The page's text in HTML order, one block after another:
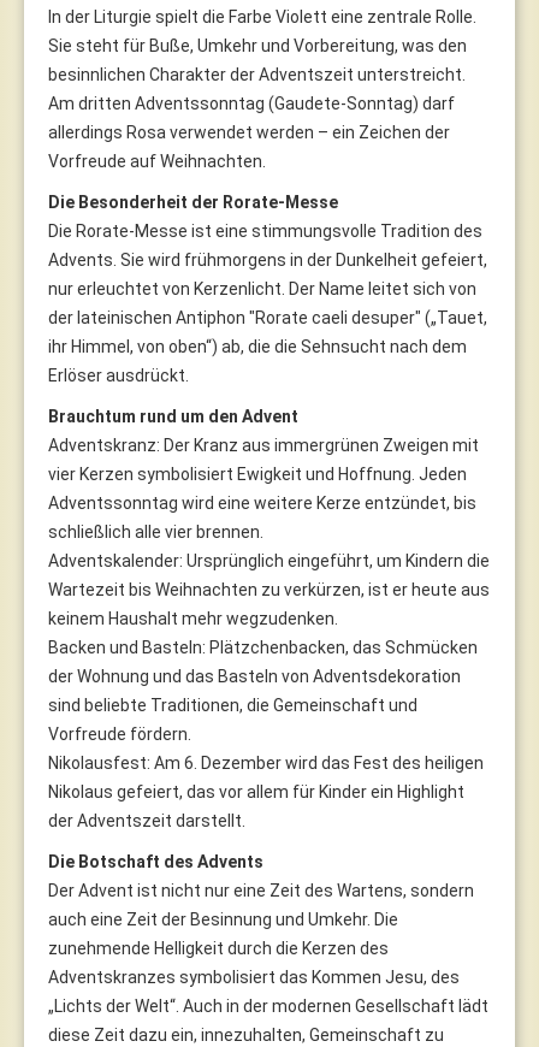
In der Liturgie spielt die Farbe Violett eine zentrale Rolle.
Sie steht für Buße, Umkehr und Vorbereitung, was den
besinnlichen Charakter der Adventszeit unterstreicht.
Am dritten Adventssonntag (Gaudete-Sonntag) darf
allerdings Rosa verwendet werden – ein Zeichen der
Vorfreude auf Weihnachten.
Die Besonderheit der Rorate-Messe
Die Rorate-Messe ist eine stimmungsvolle Tradition des
Advents. Sie wird frühmorgens in der Dunkelheit gefeiert,
nur erleuchtet von Kerzenlicht. Der Name leitet sich von
der lateinischen Antiphon "Rorate caeli desuper" („Tauet,
ihr Himmel, von oben“) ab, die die Sehnsucht nach dem
Erlöser ausdrückt.
Brauchtum rund um den Advent
Adventskranz: Der Kranz aus immergrünen Zweigen mit
vier Kerzen symbolisiert Ewigkeit und Hoffnung. Jeden
Adventssonntag wird eine weitere Kerze entzündet, bis
schließlich alle vier brennen.
Adventskalender: Ursprünglich eingeführt, um Kindern die
Wartezeit bis Weihnachten zu verkürzen, ist er heute aus
keinem Haushalt mehr wegzudenken.
Backen und Basteln: Plätzchenbacken, das Schmücken
der Wohnung und das Basteln von Adventsdekoration
sind beliebte Traditionen, die Gemeinschaft und
Vorfreude fördern.
Nikolausfest: Am 6. Dezember wird das Fest des heiligen
Nikolaus gefeiert, das vor allem für Kinder ein Highlight
der Adventszeit darstellt.
Die Botschaft des Advents
Der Advent ist nicht nur eine Zeit des Wartens, sondern
auch eine Zeit der Besinnung und Umkehr. Die
zunehmende Helligkeit durch die Kerzen des
Adventskranzes symbolisiert das Kommen Jesu, des
„Lichts der Welt“. Auch in der modernen Gesellschaft lädt
diese Zeit dazu ein, innezuhalten, Gemeinschaft zu